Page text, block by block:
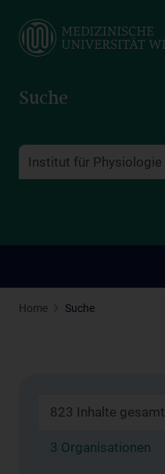
main
Suche
Home Suche
823 Inhalte gesamt
3 Organisationen